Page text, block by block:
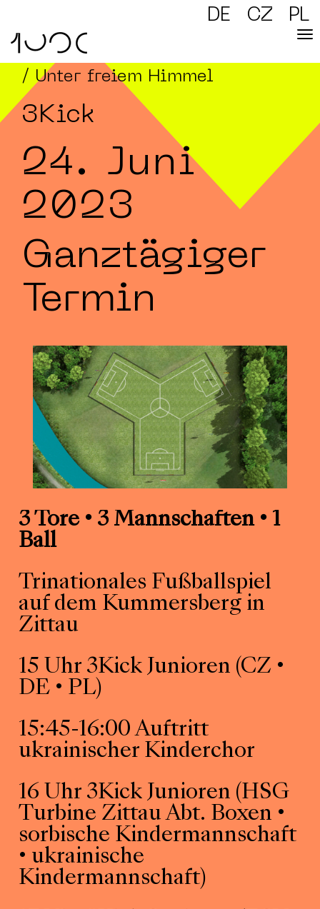
DE CZ PL
/ Unter freiem Himmel
3Kick
24. Juni
2023
Ganztägiger
Termin
3 Tore • 3 Mannschaften • 1
Ball
Trinationales Fußballspiel
auf dem Kummersberg in
Zittau
15 Uhr 3Kick Junioren (CZ •
DE • PL)
15:45-16:00 Auftritt
ukrainischer Kinderchor
16 Uhr 3Kick Junioren (HSG
Turbine Zittau Abt. Boxen •
sorbische Kindermannschaft
• ukrainische
Kindermannschaft)